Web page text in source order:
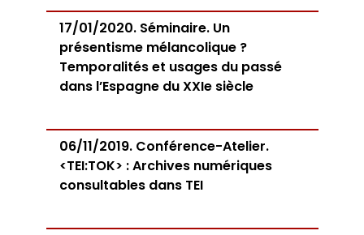
17/01/2020. Séminaire. Un
présentisme mélancolique ?
Temporalités et usages du passé
dans l’Espagne du XXIe siècle
06/11/2019. Conférence-Atelier.
<TEI:TOK> : Archives numériques
consultables dans TEI